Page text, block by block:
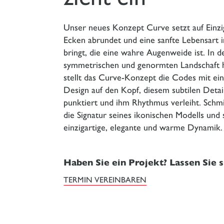
Unser neues Konzept Curve setzt auf
Ecken abrundet und eine sanfte Lebensart
bringt, die eine wahre Augenweide ist. In
symmetrischen und genormten Landschaft
stellt das Curve-Konzept die Codes mit
Design auf den Kopf, diesem subtilen
punktiert und ihm Rhythmus verleiht.
die Signatur seines ikonischen Modells und
einzigartige, elegante und warme Dynamik.
Haben Sie ein Projekt? Lassen Sie
TERMIN VEREINBAREN